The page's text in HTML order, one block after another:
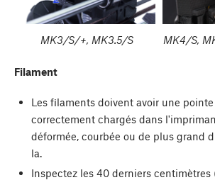
MK3/S/+, MK3.5/S MK4/S,
Filament
Les filaments doivent avoir une
correctement chargés dans
déformée, courbée ou de plus grand
la.
Inspectez les 40 derniers centimètres